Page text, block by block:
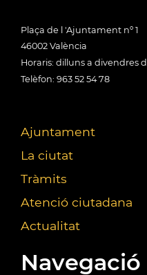
Plaça de l 'Ajuntament nº 1
46002 València
Horaris: dilluns a divendres
Telèfon: 963 52 54 78
Ajuntament
La ciutat
Tràmits
Atenció ciutadana
Actualitat
Navegació